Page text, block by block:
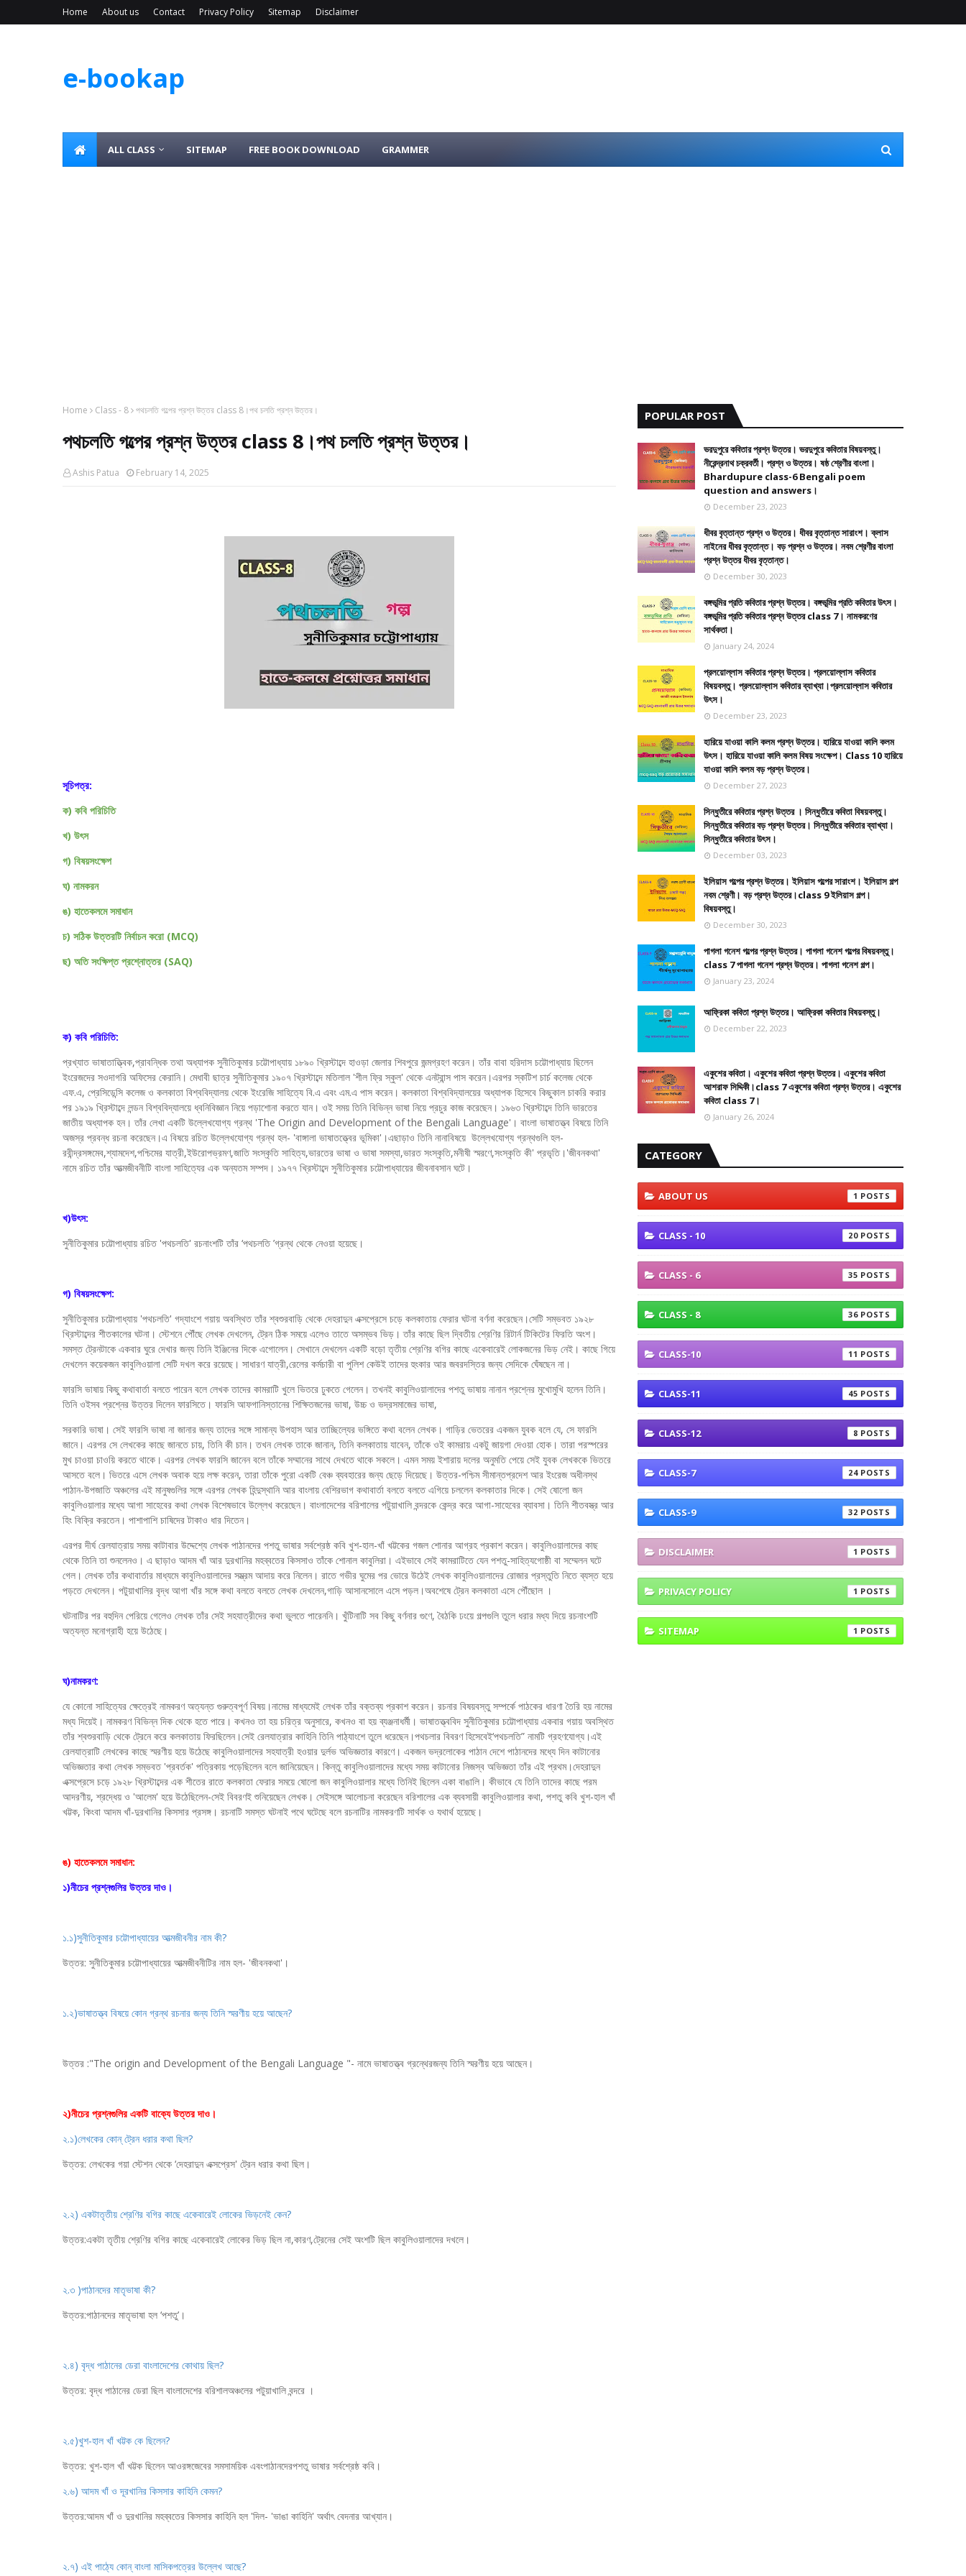
Home About us Contact Privacy Policy Sitemap Disclaimer
e-bookap
ALL CLASS SITEMAP FREE BOOK DOWNLOAD GRAMMER
Home Class - 8 পথচলতি গল্পের প্রশ্ন উত্তর class 8।পথ চলতি প্রশ্ন উত্তর।
পথচলতি গল্পের প্রশ্ন উত্তর class 8।পথ চলতি প্রশ্ন উত্তর।
Ashis Patua February 14, 2025
সূচিপত্র:
ক) কবি পরিচিতি
খ) উৎস
গ) বিষয়সংক্ষেপ
ঘ) নামকরন
ঙ) হাতেকলমে সমাধান
চ) সঠিক উত্তরটি নির্বাচন করো (MCQ)
ছ) অতি সংক্ষিপ্ত প্রশ্নোত্তর (SAQ)
ক) কবি পরিচিতি:
প্রখ্যাত ভাষাতাত্ত্বিক,প্রাবন্ধিক তথা অধ্যাপক সুনীতিকুমার চট্টোপাধ্যায় ১৮৯০ খ্রিস্টাব্দে হাওড়া জেলার শিবপুরে জন্মগ্রহণ করেন। তাঁর বাবা হরিদাস চট্টোপাধ্যায় ছিলেন
ইংরেজদের সওদাগরি অফিসের কেরানি। মেধাবী ছাত্র সুনীতিকুমার ১৯০৭ খ্রিস্টাব্দে মতিলাল 'শীল ফ্রি স্কুল' থেকে এনট্রান্স পাস করেন।এরপর স্কটিশ চার্চ কলেজ থেকে
এফ.এ, প্রেসিডেন্সি কলেজ ও কলকাতা বিশ্ববিদ্যালয় থেকে ইংরেজি সাহিত্যে বি.এ এবং এম.এ পাস করেন। কলকাতা বিশ্ববিদ্যালয়ের অধ্যাপক হিসেবে কিছুকাল চাকরি করার
পর ১৯১৯ খ্রিস্টাব্দে লন্ডন বিশ্ববিদ্যালয়ে ধ্বনিবিজ্ঞান নিয়ে পড়াশোনা করতে যান। ওই সময় তিনি বিভিন্ন ভাষা নিয়ে প্রচুর কাজ করেছেন। ১৯৬৩ খ্রিস্টাব্দে তিনি ভারতের
জাতীয় অধ্যাপক হন। তাঁর লেখা একটি উল্লেখযোগ্য গ্রন্থ 'The Origin and Development of the Bengali Language'। বাংলা ভাষাতত্ত্ব বিষয়ে তিনি
অজস্র প্রবন্ধ রচনা করেছেন।এ বিষয়ে রচিত উল্লেখযোগ্য গ্রন্থ হল- 'বাঙ্গালা ভাষাতত্ত্বের ভূমিকা'।এছাড়াও তিনি নানাবিষয়ে উল্লেখযোগ্য গ্রন্থগুলি হল-
রবীন্দ্রসঙ্গমেব,শ্যামদেশ,পশ্চিমের যাত্রী,ইউরোপভ্রমণ,জাতি সংস্কৃতি সাহিত্য,ভারতের ভাষা ও ভাষা সমস্যা,ভারত সংস্কৃতি,মনীষী স্মরণে,সংস্কৃতি কী' প্রভৃতি।'জীবনকথা'
নামে রচিত তাঁর আত্মজীবনীটি বাংলা সাহিত্যের এক অন্যতম সম্পদ। ১৯৭৭ খ্রিস্টাব্দে সুনীতিকুমার চট্টোপাধ্যায়ের জীবনাবসান ঘটে।
খ)উৎস:
সুনীতিকুমার চট্টোপাধ্যায় রচিত 'পথচলতি' রচনাংশটি তাঁর ‘পথচলতি ’গ্রন্থ থেকে নেওয়া হয়েছে।
গ) বিষয়সংক্ষেপ:
সুনীতিকুমার চট্টোপাধ্যায় 'পথচলতি' গদ্যাংশে গয়ায় অবস্থিত তাঁর শ্বশুরবাড়ি থেকে দেহরাদুন এক্সপ্রেসে চড়ে কলকাতায় ফেরার ঘটনা বর্ণনা করেছেন।সেটি সম্ভবত ১৯২৮
খ্রিস্টাব্দের শীতকালের ঘটনা। স্টেশনে পৌঁছে লেখক দেখলেন, ট্রেন ঠিক সময়ে এলেও তাতে অসম্ভব ভিড়। তাঁর কাছে ছিল দ্বিতীয় শ্রেণির রিটার্ন টিকিটের ফিরতি অংশ।
সমস্ত ট্রেনটাকে একবার ঘুরে দেখার জন্য তিনি ইঞ্জিনের দিকে এগোলেন। সেখানে দেখলেন একটি বড়ো তৃতীয় শ্রেণির বগির কাছে একেবারেই লোকজনের ভিড় নেই। কাছে গিয়ে
দেখলেন কয়েকজন কাবুলিওয়ালা সেটি দখল করে রয়েছে। সাধারণ যাত্রী,রেলের কর্মচারী বা পুলিশ কেউই তাদের হুংকার আর জবরদস্তির জন্য সেদিকে ঘেঁষছেন না।
ফারসি ভাষায় কিছু কথাবার্তা বলতে পারেন বলে লেখক তাদের কামরাটি খুলে ভিতরে ঢুকতে গেলেন। তখনই কাবুলিওয়ালাদের পশতু ভাষায় নানান প্রশ্নের মুখোমুখি হলেন তিনি।
তিনি ওইসব প্রশ্নের উত্তর দিলেন ফারসিতে। ফারসি আফগানিস্তানের শিক্ষিতজনের ভাষা, উচ্চ ও ভদ্রসমাজের ভাষা,
সরকারি ভাষা। সেই ফারসি ভাষা না জানার জন্য তাদের সঙ্গে সামান্য উপহাস আর তাচ্ছিল্যের ভঙ্গিতে কথা বলেন লেখক। গাড়ির ভেতরের একজন যুবক বলে যে, সে ফারসি
জানে। এরপর সে লেখকের কাছে জানতে চায়, তিনি কী চান। তখন লেখক তাকে জানান, তিনি কলকাতায় যাবেন, তাঁকে ওই কামরায় একটু জায়গা দেওয়া হোক। তারা পরস্পরের
মুখ চাওয়া চাওয়ি করতে থাকে। এরপর লেখক ফারসি জানেন বলে তাঁকে সম্মানের সাথে দেখতে থাকে সকলে। এমন সময় ইশারায় দলের অনুমতি পেয়ে সেই যুবক লেখককে ভিতরে
আসতে বলে। ভিতরে এসে লেখক অবাক হয়ে লক্ষ করেন, তারা তাঁকে পুরো একটি বেঞ্চ ব্যবহারের জন্য ছেড়ে দিয়েছে। উত্তর-পশ্চিম সীমান্তপ্রদেশ আর ইংরেজ অধীনস্থ
পাঠান-উপজাতি অঞ্চলের এই মানুষগুলির সঙ্গে এরপর লেখক হিন্দুস্থানি আর বাংলায় বেশিরভাগ কথাবার্তা বলতে বলতে এগিয়ে চললেন কলকাতার দিকে। সেই ষোলো জন
কাবুলিওয়ালার মধ্যে আগা সাহেবের কথা লেখক বিশেষভাবে উল্লেখ করেছেন। বাংলাদেশের বরিশালের পটুয়াখালি বন্দরকে কেন্দ্র করে আগা-সাহেবের ব্যাবসা। তিনি শীতবস্ত্র আর
হিং বিক্রি করতেন। পাশাপাশি চাষিদের টাকাও ধার দিতেন।
এরপর দীর্ঘ রেলযাত্রায় সময় কাটাবার উদ্দেশ্যে লেখক পাঠানদের পশতু ভাষার সর্বশ্রেষ্ঠ কবি খুশ-হাল-খাঁ খট্টকের গজল শোনার আগ্রহ প্রকাশ করেন। কাবুলিওয়ালাদের কাছ
থেকে তিনি তা শুনলেনও। এ ছাড়াও আদম খাঁ আর দুরখানির মহব্বতের কিসসাও তাঁকে শোনাল কাবুলিরা। এইভাবে সেই কামরাটিতে যেন পশতু-সাহিত্যগোষ্ঠী বা সম্মেলন ঘটে
গেল। লেখক তাঁর কথাবার্তার মাধ্যমে কাবুলিওয়ালাদের সম্ভ্রম আদায় করে নিলেন। রাতে গভীর ঘুমের পর ভোরে উঠেই লেখক কাবুলিওয়ালাদের রোজার প্রস্তুতি নিতে ব্যস্ত হয়ে
পড়তে দেখলেন। পটুয়াখালির বৃদ্ধ আগা খাঁর সঙ্গে কথা বলতে বলতে লেখক দেখলেন,গাড়ি আসানসোলে এসে পড়ল।অবশেষে ট্রেন কলকাতা এসে পৌঁছোল ।
ঘটনাটির পর বহুদিন পেরিয়ে গেলেও লেখক তাঁর সেই সহযাত্রীদের কথা ভুলতে পারেননি। খুঁটিনাটি সব কিছু বর্ণনার গুণে, বৈঠকি ঢংয়ে গল্পগুলি তুলে ধরার মধ্য দিয়ে রচনাংশটি
অত্যন্ত মনোগ্রাহী হয়ে উঠেছে।
ঘ)নামকরণ:
যে কোনো সাহিত্যের ক্ষেত্রেই নামকরণ অত্যন্ত গুরুত্বপূর্ণ বিষয়।নামের মাধ্যমেই লেখক তাঁর বক্তব্য প্রকাশ করেন। রচনার বিষয়বস্তু সম্পর্কে পাঠকের ধারণা তৈরি হয় নামের
মধ্য দিয়েই। নামকরণ বিভিন্ন দিক থেকে হতে পারে। কখনও তা হয় চরিত্র অনুসারে, কখনও বা হয় ব্যঞ্জনাধর্মী। ভাষাতত্ত্ববিদ সুনীতিকুমার চট্টোপাধ্যায় একবার গয়ায় অবস্থিত
তাঁর শ্বশুরবাড়ি থেকে ট্রেনে করে কলকাতায় ফিরছিলেন।সেই রেলযাত্রার কাহিনি তিনি পাঠ্যাংশে তুলে ধরেছেন।পথচলার বিবরণ হিসেবেই‘পথচলতি” নামটি গ্রহণযোগ্য।এই
রেলযাত্রাটি লেখকের কাছে স্মরণীয় হয়ে উঠেছে কাবুলিওয়ালাদের সহযাত্রী হওয়ার দুর্লভ অভিজ্ঞতার কারণে। একজন ভদ্রলোকের পাঠান দেশে পাঠানদের মধ্যে দিন কাটানোর
অভিজ্ঞতার কথা লেখক সম্ভবত 'প্রবর্তক' পত্রিকায় পড়েছিলেন বলে জানিয়েছেন। কিন্তু কাবুলিওয়ালাদের মধ্যে সময় কাটানোর নিজস্ব অভিজ্ঞতা তাঁর এই প্রথম।দেহরাদুন
এক্সপ্রেসে চড়ে ১৯২৮ খ্রিস্টাব্দের এক শীতের রাতে কলকাতা ফেরার সময়ে ষোলো জন কাবুলিওয়ালার মধ্যে তিনিই ছিলেন একা বাঙালি। কীভাবে যে তিনি তাদের কাছে পরম
আদরণীয়, শ্রদ্ধেয় ও 'আলেম' হয়ে উঠেছিলেন-সেই বিবরণই শুনিয়েছেন লেখক। সেইসঙ্গে আলোচনা করেছেন বরিশালের এক ব্যবসায়ী কাবুলিওয়ালার কথা, পশতু কবি খুশ-হাল খাঁ
খট্টক, কিংবা আদম খাঁ-দুরখানির কিসসার প্রসঙ্গ। রচনাটি সমস্ত ঘটনাই পথে ঘটেছে বলে রচনাটির নামকরণটি সার্থক ও যথার্থ হয়েছে।
ঙ) হাতেকলমে সমাধান:
১)নীচের প্রশ্নগুলির উত্তর দাও।
১.১)সুনীতিকুমার চট্টোপাধ্যায়ের আত্মজীবনীর নাম কী?
উত্তর: সুনীতিকুমার চট্টোপাধ্যায়ের আত্মজীবনীটির নাম হল- 'জীবনকথা'।
১.২)ভাষাতত্ত্ব বিষয়ে কোন গ্রন্থ রচনার জন্য তিনি স্মরণীয় হয়ে আছেন?
উত্তর :"The origin and Development of the Bengali Language "- নামে ভাষাতত্ত্ব গ্রন্থেরজন্য তিনি স্মরণীয় হয়ে আছেন।
২)নীচের প্রশ্নগুলির একটি বাক্যে উত্তর দাও।
২.১)লেখকের কোন্ ট্রেন ধরার কথা ছিল?
উত্তর: লেখকের গয়া স্টেশন থেকে ‘দেহরাদুন এক্সপ্রেস' ট্রেন ধরার কথা ছিল।
২.২) একটাতৃতীয় শ্রেণির বগির কাছে একেবারেই লোকের ভিড়নেই কেন?
উত্তর:একটা তৃতীয় শ্রেণির বগির কাছে একেবারেই লোকের ভিড় ছিল না,কারণ,ট্রেনের সেই অংশটি ছিল কাবুলিওয়ালাদের দখলে।
২.৩ )পাঠানদের মাতৃভাষা কী?
উত্তর:পাঠানদের মাতৃভাষা হল ‘পশতু’।
২.৪) বৃদ্ধ পাঠানের ডেরা বাংলাদেশের কোথায় ছিল?
উত্তর: বৃদ্ধ পাঠানের ডেরা ছিল বাংলাদেশের বরিশালঅঞ্চলের পটুয়াখালি বন্দরে ।
২.৫)খুশ-হাল খাঁ খট্টক কে ছিলেন?
উত্তর: খুশ-হাল খাঁ খট্টক ছিলেন আওরঙ্গজেবের সমসাময়িক এবংপাঠানদেরপশতু ভাষার সর্বশ্রেষ্ঠ কবি।
২.৬) আদম খাঁ ও দূরখানির কিসসার কাহিনি কেমন?
উত্তর:আদম খাঁ ও দুরখানির মহব্বতের কিসসার কাহিনি হল 'দিল- 'ভাঙা কাহিনি' অর্থাৎ বেদনার আখ্যান।
২.৭) এই পাঠ্যে কোন্ বাংলা মাসিকপত্রের উল্লেখ আছে?
POPULAR POST
ভরদুপুরে কবিতার প্রশ্ন উত্তর। ভরদুপুরে কবিতার বিষয়বস্তু।
নীরেন্দ্রনাথ চক্রবর্তী। প্রশ্ন ও উত্তর। ষষ্ঠ শ্রেণীর বাংলা।
Bhardupure class-6 Bengali poem
question and answers।
December 23, 2023
ধীবর বৃত্তান্ত প্রশ্ন ও উত্তর। ধীবর বৃত্তান্ত সারাংশ। ক্লাস
নাইনের ধীবর বৃত্তান্ত। বড় প্রশ্ন ও উত্তর। নবম শ্রেণীর বাংলা
প্রশ্ন উত্তর ধীবর বৃত্তান্ত।
December 30, 2023
বঙ্গভূমির প্রতি কবিতার প্রশ্ন উত্তর। বঙ্গভূমির প্রতি কবিতার উৎস।
বঙ্গভূমির প্রতি কবিতার প্রশ্ন উত্তর class 7। নামকরণের
সার্থকতা।
January 24, 2024
প্রলয়োল্লাস কবিতার প্রশ্ন উত্তর। প্রলয়োল্লাস কবিতার
বিষয়বস্তু। প্রলয়োল্লাস কবিতার ব্যাখ্যা।প্রলয়োল্লাস কবিতার
উৎস।
December 23, 2023
হারিয়ে যাওয়া কালি কলম প্রশ্ন উত্তর। হারিয়ে যাওয়া কালি কলম
উৎস। হারিয়ে যাওয়া কালি কলম বিষয় সংক্ষেপ। Class 10 হারিয়ে
যাওয়া কালি কলম বড় প্রশ্ন উত্তর।
December 27, 2023
সিন্ধুতীরে কবিতার প্রশ্ন উত্তর । সিন্ধুতীরে কবিতা বিষয়বস্তু।
সিন্ধুতীরে কবিতার বড় প্রশ্ন উত্তর। সিন্ধুতীরে কবিতার ব্যাখ্যা।
সিন্ধুতীরে কবিতার উৎস।
December 03, 2023
ইলিয়াস গল্পের প্রশ্ন উত্তর। ইলিয়াস গল্পের সারাংশ। ইলিয়াস গল্প
নবম শ্রেণী। বড় প্রশ্ন উত্তর।class 9 ইলিয়াস গল্প।
বিষয়বস্তু।
December 30, 2023
পাগলা গনেশ গল্পের প্রশ্ন উত্তর। পাগলা গনেশ গল্পের বিষয়বস্তু।
class 7 পাগলা গনেশ প্রশ্ন উত্তর। পাগলা গনেশ গল্প।
January 23, 2024
আফ্রিকা কবিতা প্রশ্ন উত্তর। আফ্রিকা কবিতার বিষয়বস্তু।
December 22, 2023
একুশের কবিতা। একুশের কবিতা প্রশ্ন উত্তর। একুশের কবিতা
আশরাফ সিদ্দিকী।class 7 একুশের কবিতা প্রশ্ন উত্তর। একুশের
কবিতা class 7।
January 26, 2024
CATEGORY
ABOUT US 1
CLASS - 10 20
CLASS - 6 35
CLASS - 8 36
CLASS-10 11
CLASS-11 45
CLASS-12 8
CLASS-7 24
CLASS-9 32
DISCLAIMER 1
PRIVACY POLICY 1
SITEMAP 1